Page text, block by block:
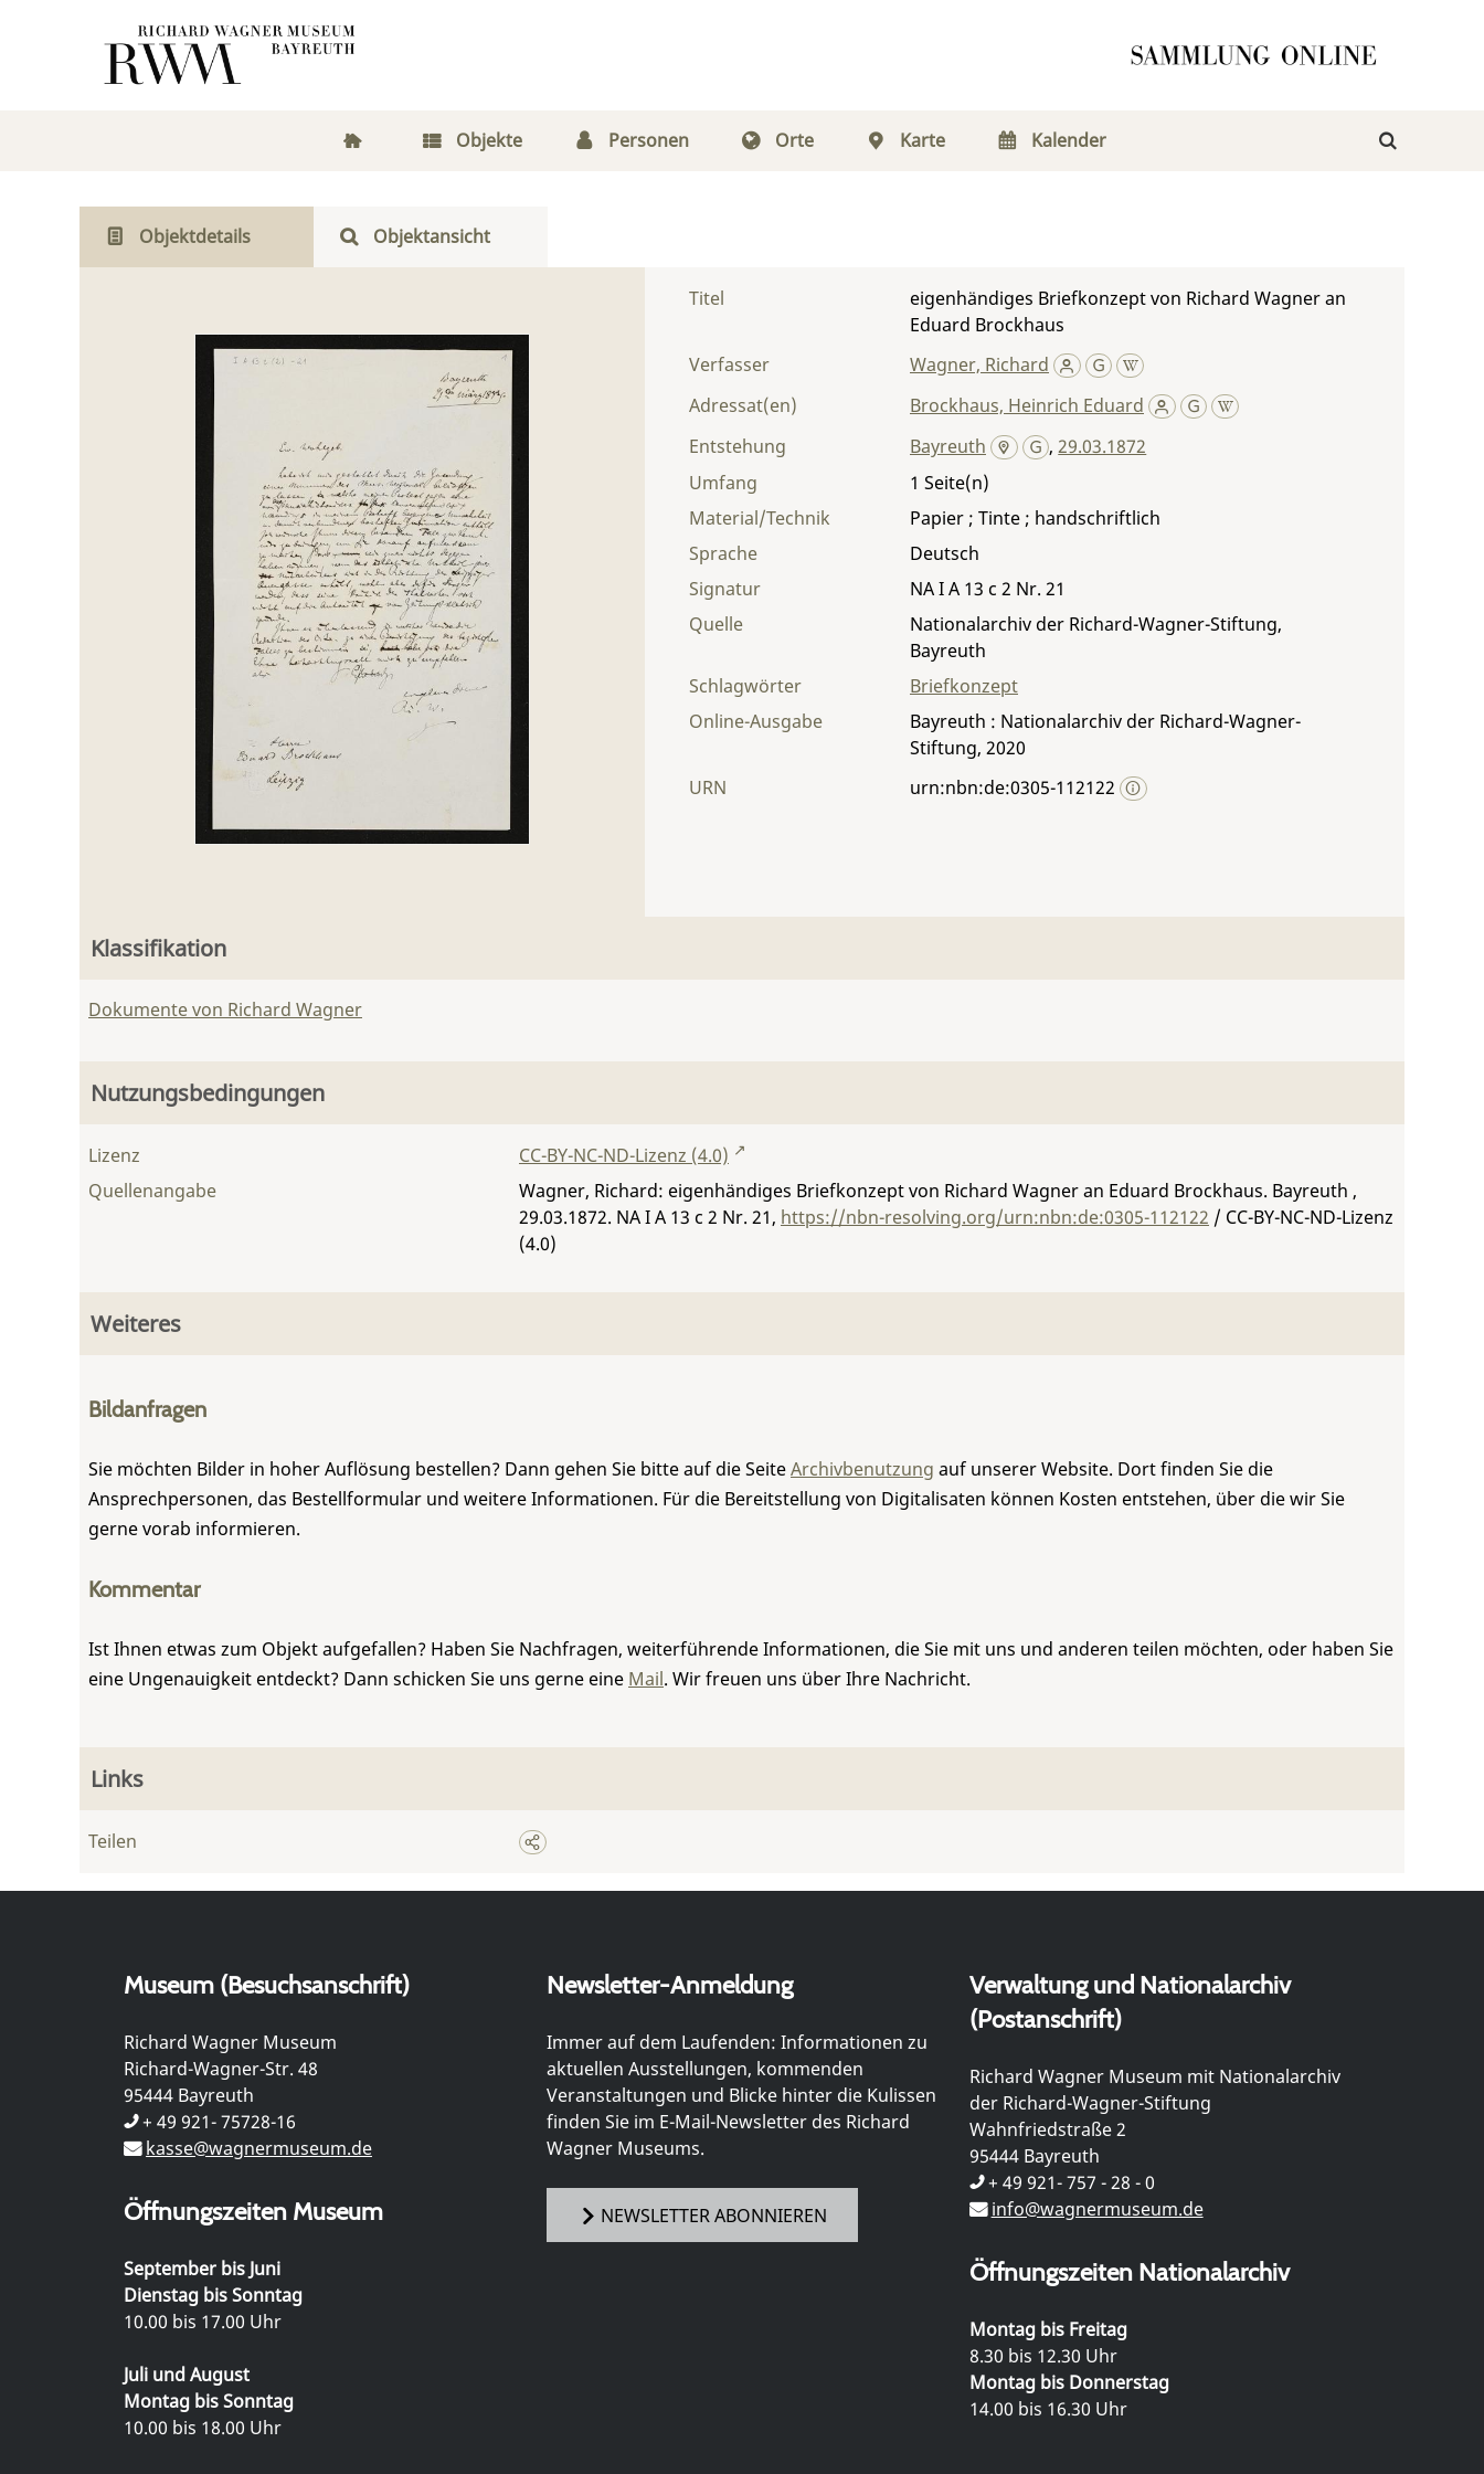
Objekte Personen Orte Karte Kalender
Objektdetails Objektansicht
Titel
eigenhändiges Briefkonzept von Richard Wagner an
Eduard Brockhaus
Verfasser
Wagner, Richard
Adressat(en)
Brockhaus, Heinrich Eduard
Entstehung
Bayreuth ,29.03.1872
Umfang
1
Material/Technik
Papier ; Tinte ; handschriftlich
Sprache
Deutsch
Signatur
NA I A 13 c 2 Nr. 21
Quelle
Nationalarchiv der Richard-Wagner-Stiftung,
Bayreuth
Schlagwörter
Briefkonzept
Online-Ausgabe
Bayreuth : Nationalarchiv der Richard-Wagner-
Stiftung, 2020
URN
urn:nbn:de:0305-112122
Klassifikation
Dokumente von Richard Wagner
Nutzungsbedingungen
Lizenz
CC-BY-NC-ND-Lizenz (4.0)
Quellenangabe
Wagner, Richard: eigenhändiges Briefkonzept von Richard Wagner an Eduard Brockhaus. Bayreuth ,
29.03.1872. NA I A 13 c 2 Nr. 21, https://nbn-resolving.org/urn:nbn:de:0305-112122 / CC-BY-NC-ND-Lizenz
(4.0)
Weiteres
Bildanfragen
Sie möchten Bilder in hoher Auflösung bestellen? Dann gehen Sie bitte auf die SeiteArchivbenutzung auf unserer Website. Dort finden Sie die
Ansprechpersonen, das Bestellformular und weitere Informationen. Für die Bereitstellung von Digitalisaten können Kosten entstehen, über die wir Sie
gerne vorab informieren.
Kommentar
Ist Ihnen etwas zum Objekt aufgefallen? Haben Sie Nachfragen, weiterführende Informationen, die Sie mit uns und anderen teilen möchten, oder haben Sie
eine Ungenauigkeit entdeckt? Dann schicken Sie uns gerne eine Mail. Wir freuen uns über Ihre Nachricht.
Links
Teilen
Museum (Besuchsanschrift)
Richard Wagner Museum
Richard-Wagner-Str. 48
95444 Bayreuth
+ 49 921- 75728-16
kasse@wagnermuseum.de
Öffnungszeiten Museum
September bis Juni
Dienstag bis Sonntag
10.00 bis 17.00 Uhr
Juli und August
Montag bis Sonntag
10.00 bis 18.00 Uhr
Newsletter-Anmeldung
Immer auf dem Laufenden: Informationen zu
aktuellen Ausstellungen, kommenden
Veranstaltungen und Blicke hinter die Kulissen
finden Sie im E-Mail-Newsletter des Richard
Wagner Museums.
NEWSLETTER ABONNIEREN
Verwaltung und Nationalarchiv
(Postanschrift)
Richard Wagner Museum mit Nationalarchiv
der Richard-Wagner-Stiftung
Wahnfriedstraße 2
95444 Bayreuth
+ 49 921- 757 - 28 - 0
info@wagnermuseum.de
Öffnungszeiten Nationalarchiv
Montag bis Freitag
8.30 bis 12.30 Uhr
Montag bis Donnerstag
14.00 bis 16.30 Uhr